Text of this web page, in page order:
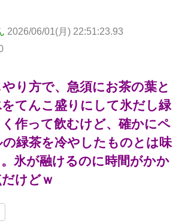
2026/06/01(月) 22:51:23.93
り方で、急須にお茶の葉と
てんこ盛りにして氷だし緑
作って飲むけど、確かにペ
緑茶を冷やしたものとは味
氷が融けるのに時間がかか
けどｗ